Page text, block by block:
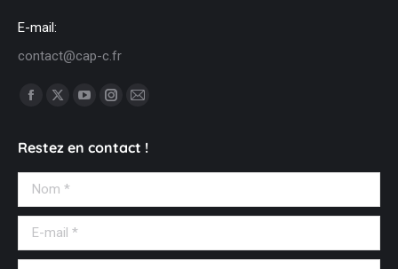
opens
in
window
in
window
in
window
in
windowwindow
Restez en contact !
Nom *
Message
Soumettre